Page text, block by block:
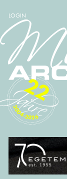
LOGIN
2004-2026
22